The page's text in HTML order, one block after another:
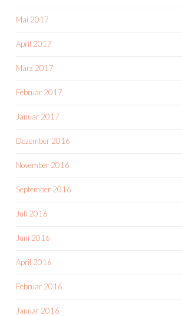
Mai 2017
April 2017
März 2017
Februar 2017
Januar 2017
Dezember 2016
November 2016
September 2016
Juli 2016
Juni 2016
April 2016
Februar 2016
Januar 2016